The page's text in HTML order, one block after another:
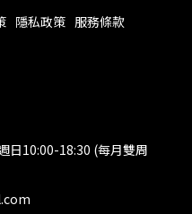
隱私政策 服務條款
日10:00-18:30 (每月雙周